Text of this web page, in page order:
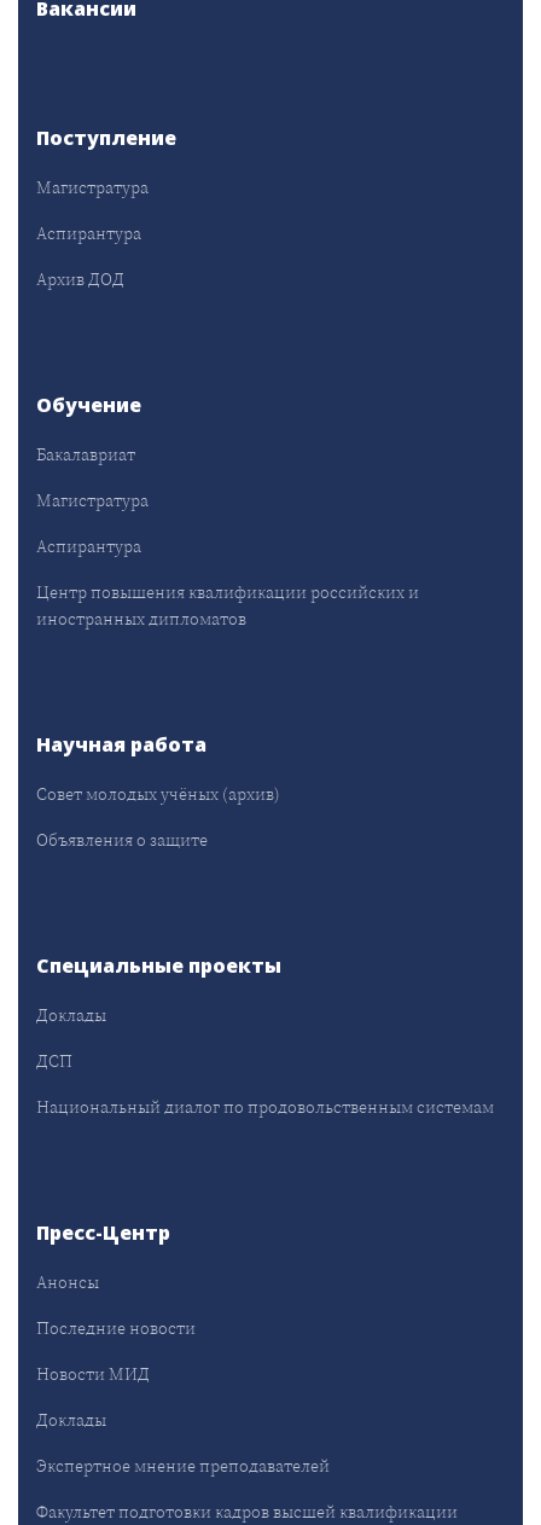
Вакансии
Поступление
Магистратура
Аспирантура
Архив ДОД
Обучение
Бакалавриат
Магистратура
Аспирантура
Центр повышения квалификации российских и
иностранных дипломатов
Научная работа
Совет молодых учёных (архив)
Объявления о защите
Специальные проекты
Доклады
ДСП
Национальный диалог по продовольственным системам
Пресс-Центр
Анонсы
Последние новости
Новости МИД
Доклады
Экспертное мнение преподавателей
Факультет подготовки кадров высшей квалификации